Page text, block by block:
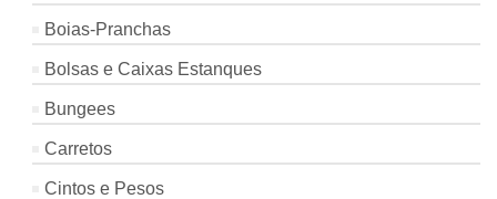
Boias-Pranchas
Bolsas e Caixas Estanques
Bungees
Carretos
Cintos e Pesos